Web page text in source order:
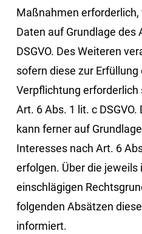
Maßnahmen
Daten auf Grundlage des
DSGVO. Des Weiteren
sofern diese zur
Verpflichtung erforderlich
Art. 6 Abs. 1 lit. c
kann ferner auf
Interesses nach Art. 6
erfolgen. Über die jeweils
einschlägigen
folgenden Absätzen
informiert.